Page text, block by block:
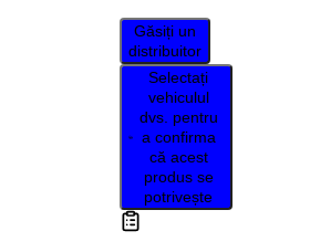
Găsiți un
distribuitor
Selectați
vehiculul
dvs. pentru
a confirma
că acest
produs se
potrivește